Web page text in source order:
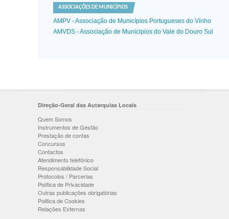
ASSOCIAÇÕES DE MUNICÍPIOS
AMPV - Associação de Municípios Portugueses do Vinho
AMVDS - Associação de Municipios do Vale do Douro Sul
Direção-Geral das Autarquias Locais
Quem Somos
Instrumentos de Gestão
Prestação de contas
Concursos
Contactos
Atendimento telefónico
Responsabilidade Social
Protocolos / Parcerias
Política de Privacidade
Outras publicações obrigatórias
Politica de Cookies
Relações Externas